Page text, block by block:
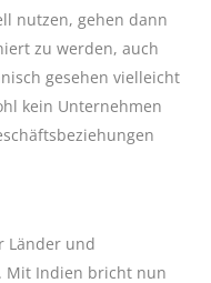
nutzen, gehen dann
zu werden, auch
gesehen vielleicht
kein Unternehmen
Länder und
Mit Indien bricht nun